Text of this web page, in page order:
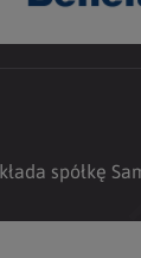
spółkę